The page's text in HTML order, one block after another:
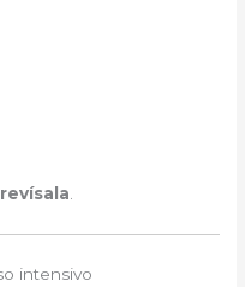
revísala.
intensivo